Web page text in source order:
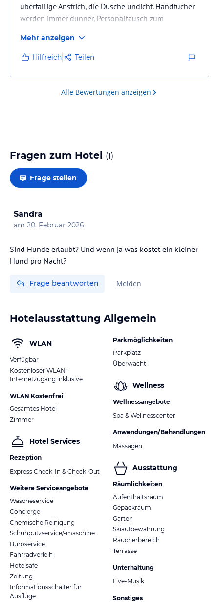
überfällige Anstrich, die Dusche undicht. Handtücher
werden immer dünner, Personaltausch zum
gereinigt, Preis hat ordentlich angezogen, Frühstück
ist seit 2 Jahren überteuert und die Rezeption ist seit
neuestem nicht mehr 24 Stunden besetzt.
Schade... Das war das letzte Mal für uns.
Mehr anzeigen
Hilfreich Teilen
Alle Bewertungen anzeigen
Fragen zum Hotel (1)
Frage stellen
Sandra
am 20. Februar 2026
Sind Hunde erlaubt? Und wenn ja was kostet ein kleiner
Hund pro Nacht?
Frage beantworten Melden
Hotelausstattung Allgemein
WLAN
Verfügbar
Kostenloser WLAN-
Internetzugang inklusive
WLAN Kostenfrei
Gesamtes Hotel
Zimmer
Hotel Services
Rezeption
Express Check-In & Check-Out
Weitere Serviceangebote
Wäscheservice
Concierge
Chemische Reinigung
Schuhputzservice/-maschine
Büroservice
Fahrradverleih
Hotelsafe
Zeitung
Informationsschalter für
Ausflüge
Parkmöglichkeiten
Parkplatz
Überwacht
Wellness
Wellnessangebote
Spa & Wellnesscenter
Anwendungen/Behandlungen
Massagen
Ausstattung
Räumlichkeiten
Aufenthaltsraum
Gepäckraum
Garten
Skiaufbewahrung
Raucherbereich
Terrasse
Unterhaltung
Live-Musik
Sonstiges